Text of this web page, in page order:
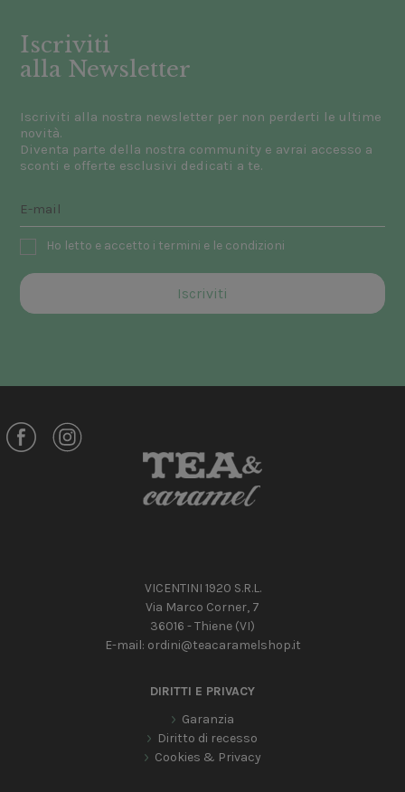
Iscriviti
alla Newsletter
Iscriviti alla nostra newsletter per non perderti le ultime
novità.
Diventa parte della nostra community e avrai accesso a
sconti e offerte esclusivi dedicati a te.
Ho letto e accetto i termini e le condizioni
VICENTINI 1920 S.R.L.
Via Marco Corner, 7
36016 - Thiene (VI)
E-mail: ordini@teacaramelshop.it
DIRITTI E PRIVACY
Garanzia
Diritto di recesso
Cookies & Privacy